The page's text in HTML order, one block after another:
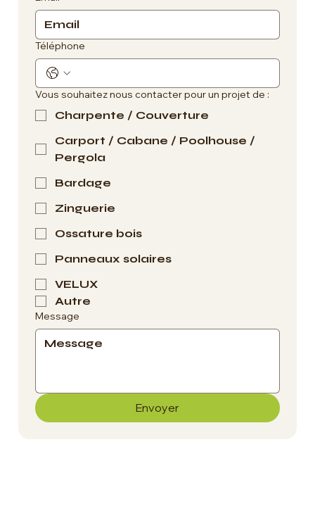
Téléphone
Vous souhaitez nous contacter pour un projet de :
Charpente / Couverture
Carport / Cabane / Poolhouse /
Pergola
Bardage
Zinguerie
Ossature bois
Panneaux solaires
VELUX
Autre
Message
Envoyer